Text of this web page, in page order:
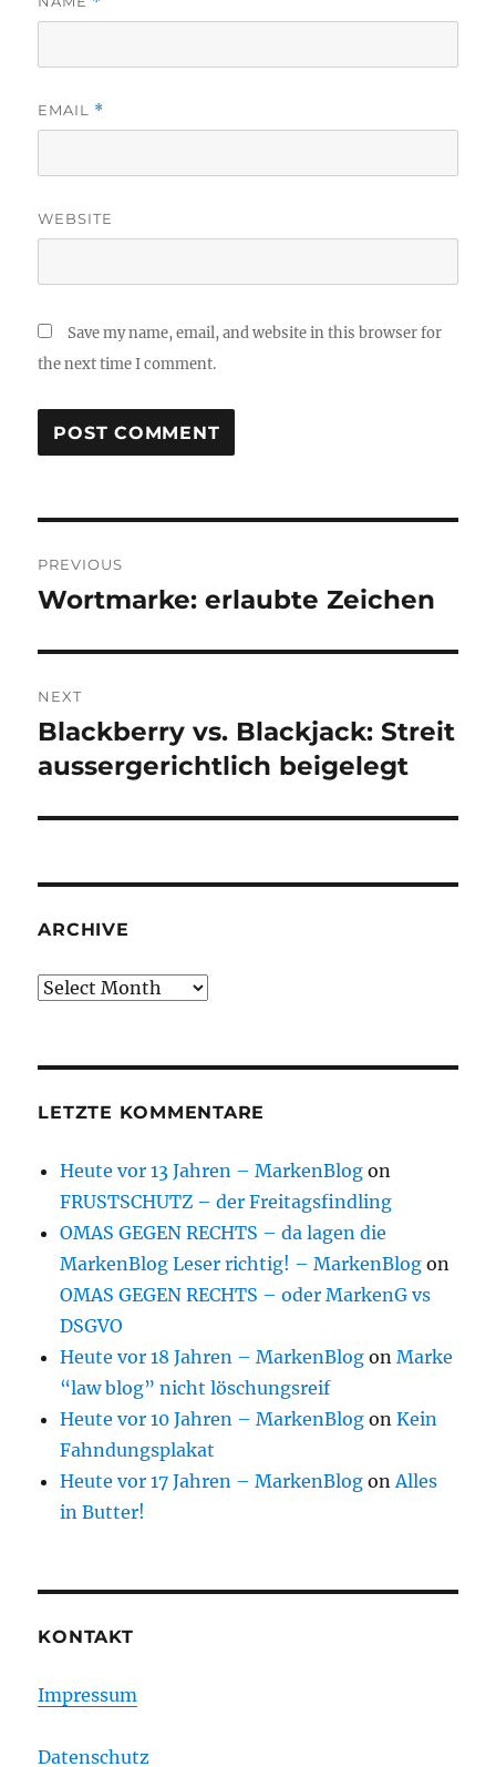
EMAIL *
WEBSITE
Save my name, email, and website in this browser for
the next time I comment.
navigation
PREVIOUS
Previous
Wortmarke: erlaubte Zeichen
NEXT
Next
post:
Blackberry vs. Blackjack: Streit
aussergerichtlich beigelegt
ARCHIVE
Archive
LETZTE KOMMENTARE
Heute vor 13 Jahren – MarkenBlog on
FRUSTSCHUTZ – der Freitagsfindling
OMAS GEGEN RECHTS – da lagen die
MarkenBlog Leser richtig! – MarkenBlog on
OMAS GEGEN RECHTS – oder MarkenG vs
DSGVO
Heute vor 18 Jahren – MarkenBlog onMarke
“law blog” nicht löschungsreif
Heute vor 10 Jahren – MarkenBlog onKein
Fahndungsplakat
Heute vor 17 Jahren – MarkenBlog onAlles
in Butter!
KONTAKT
Impressum
Datenschutz